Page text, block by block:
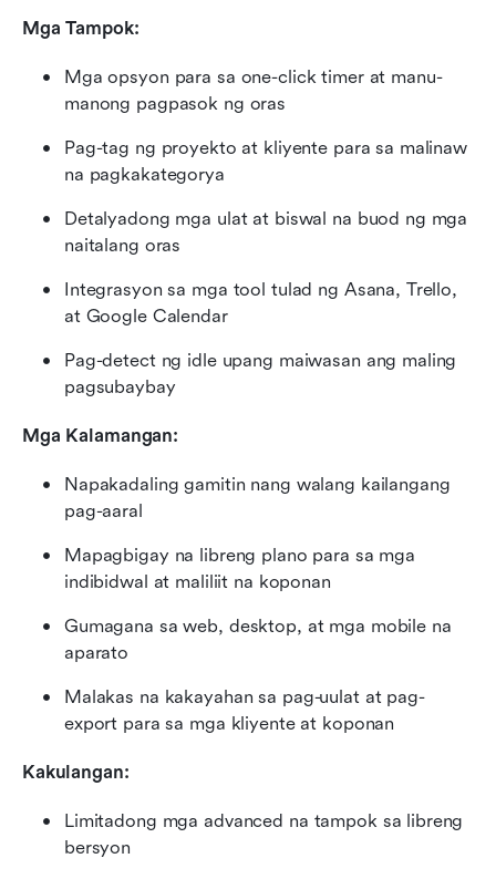
Mga Tampok:
Mga opsyon para sa one-click timer at manu-
manong pagpasok ng oras
Pag-tag ng proyekto at kliyente para sa malinaw
na pagkakategorya
Detalyadong mga ulat at biswal na buod ng mga
naitalang oras
Integrasyon sa mga tool tulad ng Asana, Trello,
at Google Calendar
Pag-detect ng idle upang maiwasan ang maling
pagsubaybay
Mga Kalamangan:
Napakadaling gamitin nang walang kailangang
pag-aaral
Mapagbigay na libreng plano para sa mga
indibidwal at maliliit na koponan
Gumagana sa web, desktop, at mga mobile na
aparato
Malakas na kakayahan sa pag-uulat at pag-
export para sa mga kliyente at koponan
Kakulangan:
Limitadong mga advanced na tampok sa libreng
bersyon